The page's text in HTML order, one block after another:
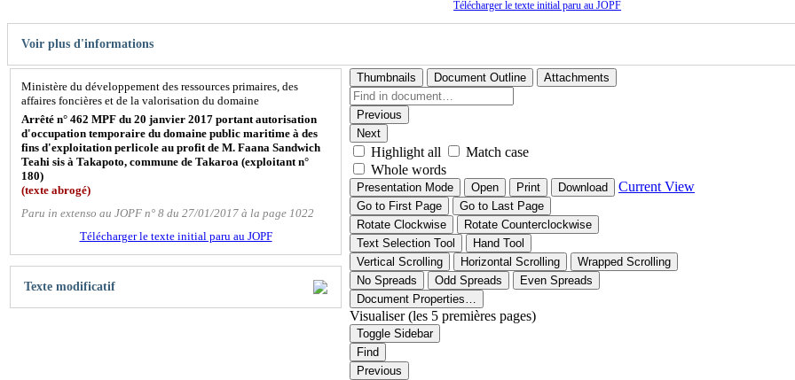
Télécharger le texte initial paru au JOPF
Voir plus d'informations
Ministère du développement des ressources primaires, des
affaires foncières et de la valorisation du domaine
Arrêté n° 462 MPF du 20 janvier 2017 portant autorisation
d'occupation temporaire du domaine public maritime à des
fins d'exploitation perlicole au profit de M. Faana Sandwich
Teahi sis à Takapoto, commune de Takaroa (exploitant n°
180)
(texte abrogé)
Paru in extenso au JOPF n° 8 du 27/01/2017 à la page 1022
Télécharger le texte initial paru au JOPF
Texte modificatif
Thumbnails Document Outline Attachments
Previous
Next
Highlight all
Match case
Whole words
Presentation Mode Open Print Download Current View
Go to First Page
Go to Last Page
Rotate Clockwise
Rotate Counterclockwise
Text Selection Tool
Hand Tool
Vertical Scrolling
Horizontal Scrolling
Wrapped Scrolling
No Spreads
Odd Spreads
Even Spreads
Document Properties…
Visualiser (les 5 premières pages)
Toggle Sidebar
Find
Previous